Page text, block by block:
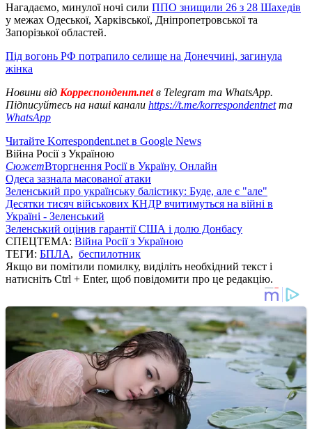
Нагадаємо, минулої ночі сили ППО знищили 26 з 28 Шахедів
у межах Одеської, Харківської, Дніпропетровської та
Запорізької областей.
Під вогонь РФ потрапило селище на Донеччині, загинула
жінка
Новини від Корреспондент.netв Telegram та WhatsApp.
Підписуйтесь на наші канали https://t.me/korrespondentnetта
WhatsApp
Читайте Korrespondent.net в Google News
Війна Росії з Україною
СюжетВторгнення Росії в Україну. Онлайн
Одеса зазнала масованої атаки
Зеленський про українську балістику: Буде, але є "але"
Десятки тисяч військових КНДР вчитимуться на війні в
Україні - Зеленський
Зеленський оцінив гарантії США і долю Донбасу
СПЕЦТЕМА: Війна Росії з Україною
ТЕГИ: БПЛА, беспилотник
Якщо ви помітили помилку, виділіть необхідний текст і
натисніть Ctrl + Enter, щоб повідомити про це редакцію.